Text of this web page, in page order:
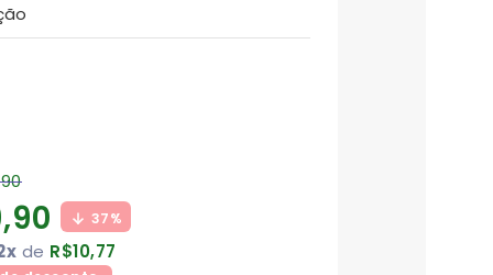
37%
de R$10,77